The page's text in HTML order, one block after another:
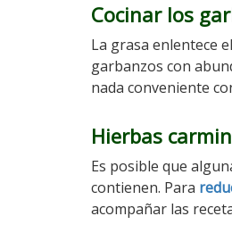
Cocinar los
La grasa enlentece
garbanzos con
nada conveniente
Hierbas
Es posible que
contienen. Para
acompañar las